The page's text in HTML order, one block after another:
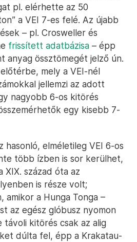
pl. elérhette az 50
a VEI 7-es felé. Az újabb
– pl. Crosweller és
frissített adatbázisa – épp
anyag össztömegét jelző ún.
mely a VEI-nél
jellemzi az adott
nagyobb 6-os kitörés
egy kisebb 7-
hasonló, elméletileg VEI 6-os
több ízben is sor kerülhet,
XIX. század óta az
is része volt;
amikor a Hunga Tonga –
az egész glóbusz nyomon
kitörés csak az alig
dúlta fel, épp a Krakatau-